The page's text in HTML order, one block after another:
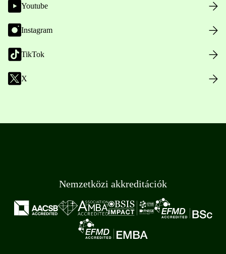
Youtube
Instagram
TikTok
X
Nemzetközi akkreditációk